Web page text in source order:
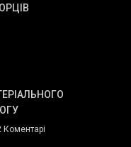
Коментарідо